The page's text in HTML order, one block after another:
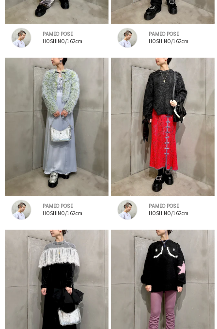
PAMEO POSE
HOSHINO/162cm
PAMEO POSE
HOSHINO/162cm
PAMEO POSE
HOSHINO/162cm
PAMEO POSE
HOSHINO/162cm